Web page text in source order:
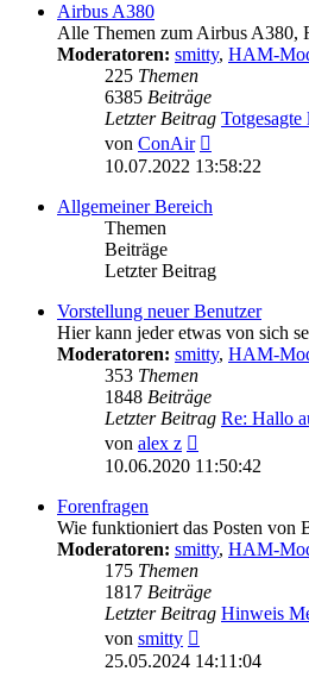
Airbus A380
Alle Themen zum Airbus A380,
Moderatoren: smitty, HAM-
225 Themen
6385 Beiträge
Letzter Beitrag
von ConAir
Beitrag
10.07.2022 13:58:22
Allgemeiner Bereich
Themen
Beiträge
Letzter Beitrag
Vorstellung neuer Benutzer
Hier kann jeder etwas von sich
Moderatoren: smitty, HAM-
353 Themen
1848 Beiträge
Letzter Beitrag Re: Hallo
von alex z
Beitrag
10.06.2020 11:50:42
Forenfragen
Wie funktioniert das Posten von
Moderatoren: smitty, HAM-
175 Themen
1817 Beiträge
Letzter Beitrag Hinweis
von smitty
Beitrag
25.05.2024 14:11:04